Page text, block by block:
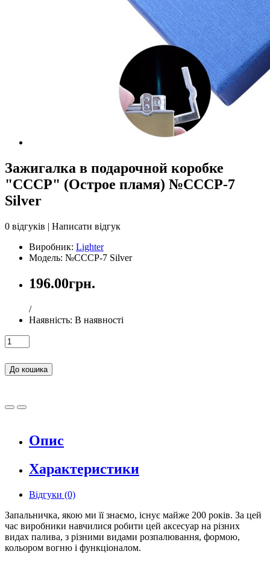
Зажигалка в подарочной коробке
"СССР" (Острое пламя) №СССР-7
Silver
0 відгуків | Написати відгук
Виробник: Lighter
Модель: №СССР-7 Silver
196.00грн.
/
Наявність: В наявності
До кошика
Опис
Характеристики
Відгуки (0)
Запальничка, якою ми її знаємо, існує майже 200 років. За цей
час виробники навчилися робити цей аксесуар на різних
видах палива, з різними видами розпалювання, формою,
кольором вогню і функціоналом.